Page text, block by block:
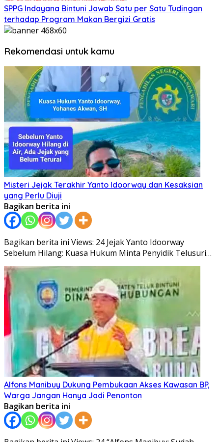
SPPG Indayana Bintuni Jawab Satu per Satu Tudingan
terhadap Program Makan Bergizi Gratis
Rekomendasi untuk kamu
Misteri Jejak Terakhir Yanto Idoorway dan Kesaksian
yang Perlu Diuji
Bagikan berita ini
Bagikan berita ini Views: 24 Jejak Yanto Idoorway
Sebelum Hilang: Kuasa Hukum Minta Penyidik Telusuri…
Alfons Manibuy Dukung Pembukaan Akses Kawasan BP,
Warga Jangan Hanya Jadi Penonton
Bagikan berita ini